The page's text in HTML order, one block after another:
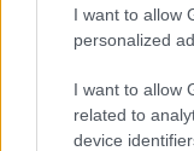
I want to allow
personalized
I want to allow
related to
device